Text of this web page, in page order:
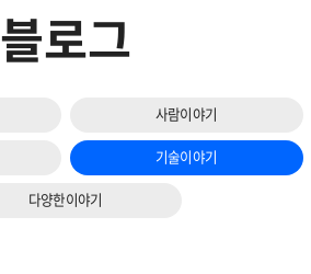
블로그
사람이야기
기술이야기
다양한이야기